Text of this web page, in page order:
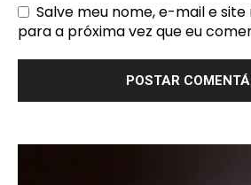
Salve meu nome, e-mail e
para a próxima vez que eu